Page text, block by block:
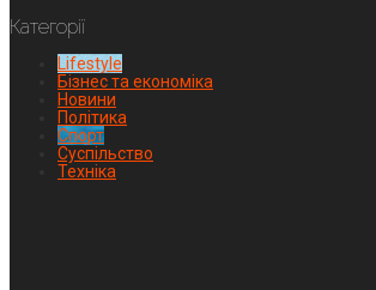
Категорії
Lifestyle
Бізнес та економіка
Новини
Політика
Спорт
Суспільство
Техніка